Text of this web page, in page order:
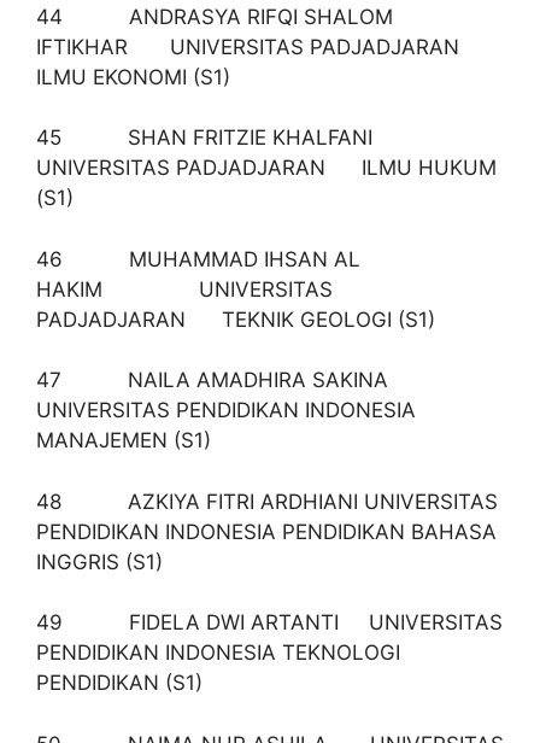
44 ANDRASYA RIFQI SHALOM
IFTIKHAR UNIVERSITAS PADJADJARAN
ILMU EKONOMI (S1)
45 SHAN FRITZIE KHALFANI
UNIVERSITAS PADJADJARAN ILMU HUKUM
(S1)
46 MUHAMMAD IHSAN AL
HAKIM UNIVERSITAS
PADJADJARAN TEKNIK GEOLOGI (S1)
47 NAILA AMADHIRA SAKINA
UNIVERSITAS PENDIDIKAN INDONESIA
MANAJEMEN (S1)
48 AZKIYA FITRI ARDHIANI UNIVERSITAS
PENDIDIKAN INDONESIA PENDIDIKAN BAHASA
INGGRIS (S1)
49 FIDELA DWI ARTANTI UNIVERSITAS
PENDIDIKAN INDONESIA TEKNOLOGI
PENDIDIKAN (S1)